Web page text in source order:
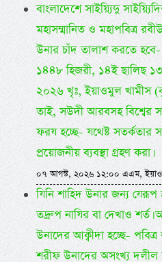
বাংলাদেশে সাইয়্যিদু
মহাসম্মানিত ও মহাপবিত্র
উনার চাঁদ তালাশ করতে
১৪৪৮ হিজরী, ১৪ই ছালিছ
২০২৬ খৃঃ, ইয়াওমুল খামীস
তাই, সউদী আরবসহ বিশ্বের
ফরয হচ্ছে- যথেষ্ট সতর্কতার
প্রয়োজনীয় ব্যবস্থা গ্রহণ করা।
০৭ আগস্ট, ২০২৬ ১২:০০ এএম,
যিনি শাহিদ উনার জন্য যেরূপ
তদ্রুপ নাযির বা দেখাও
উনাদের আক্বীদা হচ্ছে-
শরীফ উনাদের অসংখ্য দলীল